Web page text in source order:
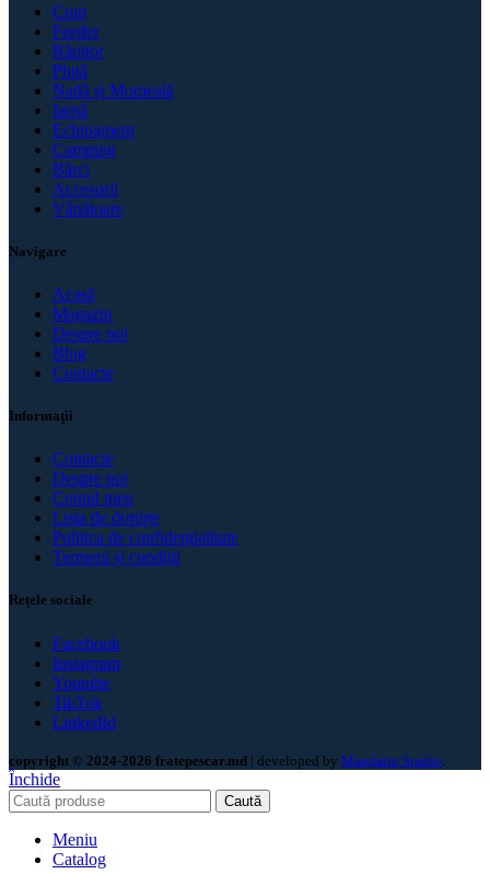
Crap
Feeder
Răpitor
Plută
Nadă și Momeală
Iarnă
Echipament
Camping
Bărci
Accesorii
Vânătoare
Navigare
Acasă
Magazin
Despre noi
Blog
Contacte
Informaţii
Contacte
Despre noi
Contul meu
Lista de dorințe
Politica de confidenţialitate
Termeni și condiții
Rețele sociale
Facebook
Instagram
Youtube
TikTok
LinkedId
copyright © 2024-2026 fratepescar.md | developed by Mandarin Studio
Închide
Caută
Meniu
Catalog